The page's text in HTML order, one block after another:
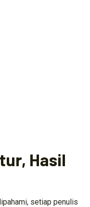
Hasil
setiap penulis